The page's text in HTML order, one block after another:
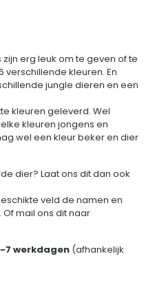
erg leuk om te geven of te
verschillende kleuren. En
jungle dieren en een
kleuren geleverd. Wel
kleuren jongens en
wel een kleur beker en dier
dier? Laat ons dit dan ook
veld de namen en
mail ons dit naar
7 werkdagen (afhankelijk